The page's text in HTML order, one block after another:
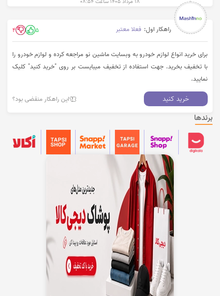
۱۸ مرداد ۱۴۰۵ ساعت ۰۸:۵۴
راهکار اول: فعلا معتبر 5
4
برای خرید انواع لوازم خودرو به وبسایت ماشین نو مراجعه کرده و لوازم خودرو را
با تخفیف بخرید. جهت استفاده از تخفیف میبایست بر روی "خرید کنید" کلیک
نمایید.
خرید کنید این راهکار منقضی بود؟
برندها